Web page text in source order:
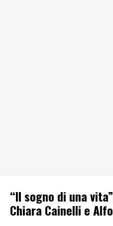
“Il sogno di una
Chiara Cainelli e